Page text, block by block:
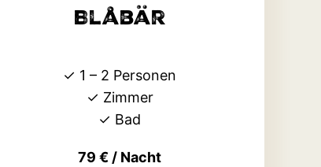
Blåbär
✓ 1 – 2 Personen
✓ Zimmer
✓ Bad
79 € / Nacht